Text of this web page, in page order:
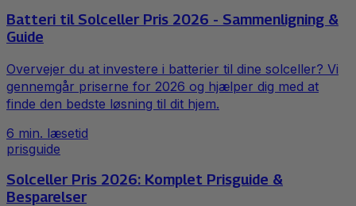
Batteri til Solceller Pris 2026 - Sammenligning &
Guide
Overvejer du at investere i batterier til dine solceller? Vi
gennemgår priserne for 2026 og hjælper dig med at
finde den bedste løsning til dit hjem.
6 min. læsetid
prisguide
Solceller Pris 2026: Komplet Prisguide &
Besparelser